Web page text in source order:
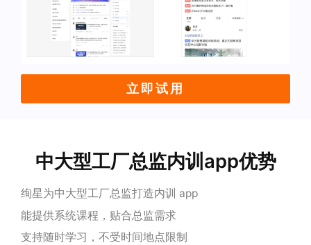
立即试用
中大型工厂总监内训app优势
绚星为中大型工厂总监打造内训 app
能提供系统课程，贴合总监需求
支持随时学习，不受时间地点限制